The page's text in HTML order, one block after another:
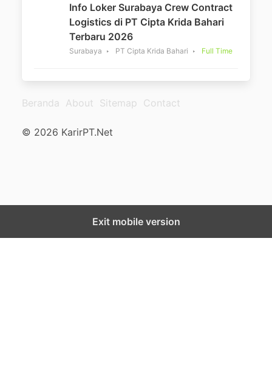
Info Loker Surabaya Crew Contract
Logistics di PT Cipta Krida Bahari
Terbaru 2026
Surabaya PT Cipta Krida Bahari Full Time
Beranda About Sitemap Contact
© 2026 KarirPT.Net
Exit mobile version